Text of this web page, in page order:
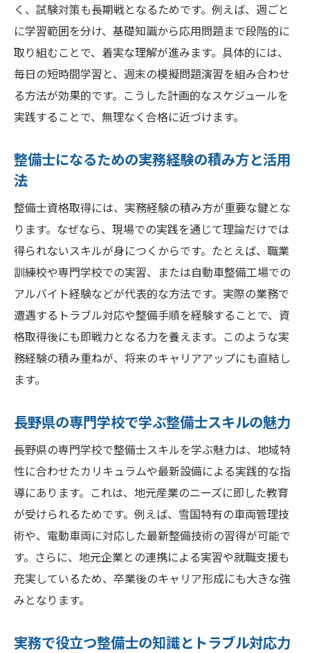
く、試験対策も長期戦となるためです。例えば、週ごと
に学習範囲を分け、基礎知識から応用問題まで段階的に
取り組むことで、着実な理解が進みます。具体的には、
毎日の短時間学習と、週末の模擬問題演習を組み合わせ
る方法が効果的です。こうした計画的なスケジュールを
実践することで、無理なく合格に近づけます。
整備士になるための実務経験の積み方と活用
法
整備士資格取得には、実務経験の積み方が重要な鍵とな
ります。なぜなら、現場での実践を通じて理論だけでは
得られないスキルが身につくからです。たとえば、職業
訓練校や専門学校での実習、または自動車整備工場での
アルバイト経験などが代表的な方法です。実際の業務で
遭遇するトラブル対応や整備手順を経験することで、資
格取得後にも即戦力となる力を養えます。このような実
務経験の積み重ねが、将来のキャリアアップにも直結し
ます。
長野県の専門学校で学ぶ整備士スキルの魅力
長野県の専門学校で整備士スキルを学ぶ魅力は、地域特
性に合わせたカリキュラムや最新設備による実践的な指
導にあります。これは、地元産業のニーズに即した教育
が受けられるためです。例えば、雪国特有の車両管理技
術や、電動車両に対応した最新整備技術の習得が可能で
す。さらに、地元企業との連携による実習や就職支援も
充実しているため、卒業後のキャリア形成にも大きな強
みとなります。
実務で役立つ整備士の知識とトラブル対応力